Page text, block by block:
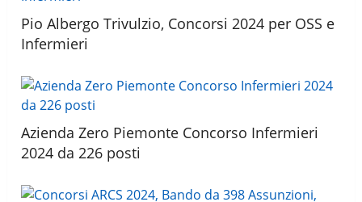
Pio Albergo Trivulzio, Concorsi 2024 per OSS e
Infermieri
Azienda Zero Piemonte Concorso Infermieri
2024 da 226 posti